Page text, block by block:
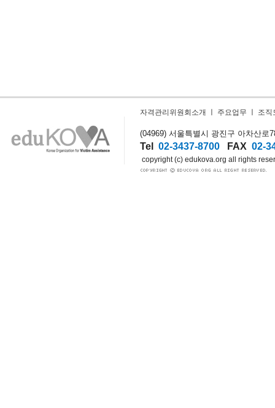
자격관리위원회소개 주요업무 조직
(04969) 서울특별시 광진구 아차산로
Tel 02-3437-8700 FAX 02-
copyright (c) edukova.org all rights